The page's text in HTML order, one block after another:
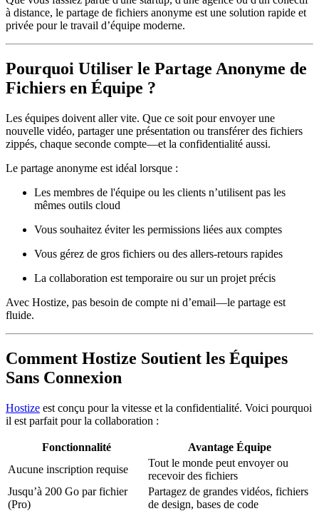
à distance, le partage de fichiers anonyme est une solution rapide et
privée pour le travail d’équipe moderne.
Pourquoi Utiliser le Partage Anonyme de
Fichiers en Équipe ?
Les équipes doivent aller vite. Que ce soit pour envoyer une
nouvelle vidéo, partager une présentation ou transférer des fichiers
zippés, chaque seconde compte—et la confidentialité aussi.
Le partage anonyme est idéal lorsque :
Les membres de l'équipe ou les clients n’utilisent pas les
mêmes outils cloud
Vous souhaitez éviter les permissions liées aux comptes
Vous gérez de gros fichiers ou des allers-retours rapides
La collaboration est temporaire ou sur un projet précis
Avec Hostize, pas besoin de compte ni d’email—le partage est
fluide.
Comment Hostize Soutient les Équipes
Sans Connexion
Hostize est conçu pour la vitesse et la confidentialité. Voici pourquoi
il est parfait pour la collaboration :
Fonctionnalité
Avantage Équipe
Aucune inscription requise
Tout le monde peut envoyer ou
recevoir des fichiers
Jusqu’à 200 Go par fichier
(Pro)
Partagez de grandes vidéos, fichiers
de design, bases de code